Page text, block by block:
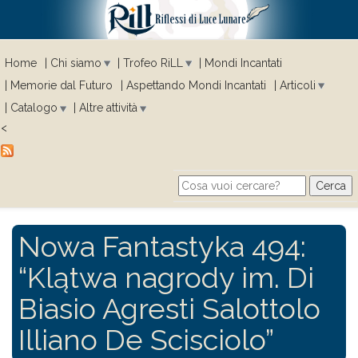
Home Chi siamo Trofeo RiLL
Mondi Incantati
Memorie dal Futuro
Aspettando Mondi Incantati
Articoli
Catalogo
Altre attività
<
Search form
Cerca
Nowa Fantastyka 494:
“Klątwa nagrody im. Di
Biasio Agresti Salottolo
Illiano De Scisciolo”